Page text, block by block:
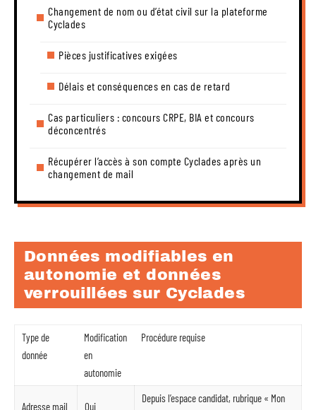
Changement de nom ou d’état civil sur la plateforme
Cyclades
Pièces justificatives exigées
Délais et conséquences en cas de retard
Cas particuliers : concours CRPE, BIA et concours
déconcentrés
Récupérer l’accès à son compte Cyclades après un
changement de mail
Données modifiables en
autonomie et données
verrouillées sur Cyclades
Type de
donnée
Modification
en
autonomie
Procédure requise
Adresse mail Oui
Depuis l’espace candidat, rubrique « Mon